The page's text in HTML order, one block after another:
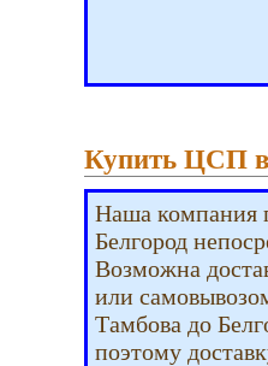
Купить ЦСП в
Наша компания
Белгород
Возможна
или
Тамбова до
поэтому